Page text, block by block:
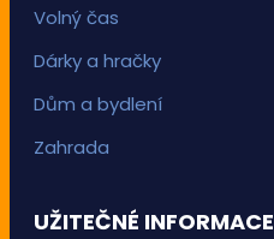
Volný čas
Dárky a hračky
Dům a bydlení
Zahrada
UŽITEČNÉ INFORMACE